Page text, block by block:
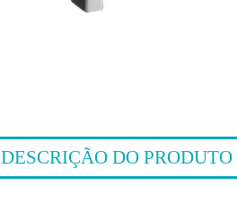
DESCRIÇÃO DO PRODUTO